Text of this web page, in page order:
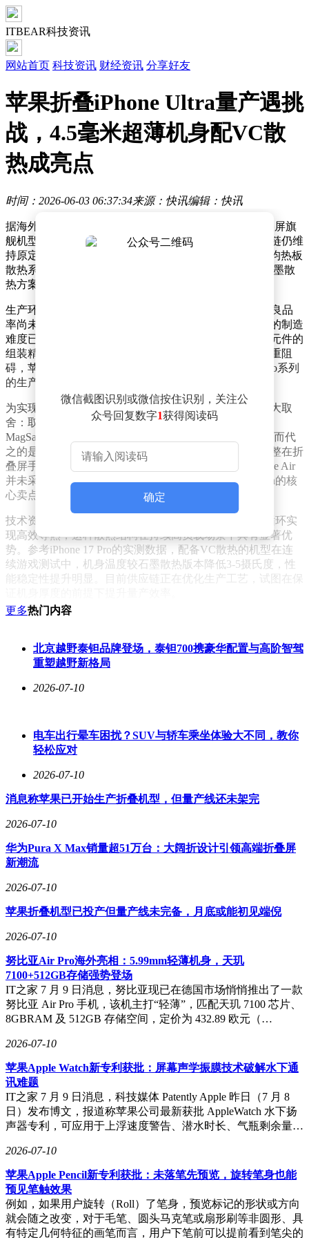
ITBEAR科技资讯
网站首页 科技资讯 财经资讯 分享好友
苹果折叠iPhone Ultra量产遇挑
战，4.5毫米超薄机身配VC散
热成亮点
时间：2026-06-03 06:37:34来源：快讯编辑：快讯
据海外科技媒体macrumors最新消息，苹果公司首款折叠屏旗
舰机型iPhone Ultra在量产过程中遭遇技术挑战，但供应链仍维
持原定9月发布计划。这款产品最大技术突破在于将VC均热板
散热系统整合进4.5毫米超薄折叠机身，该设计较传统石墨散
热方案可提升40%持续性能输出。
生产环节的瓶颈集中于前置摄像头SMT贴片工艺，当前良品
率尚未达到量产标准。不过行业分析师指出，铰链组件的制造
难度已得到有效控制，真正影响产能爬坡的是精密电子元件的
组装精度。尽管遭遇代工厂商务谈判、零部件调试等多重阻
碍，苹果仍坚持秋季新品发布时间表，这与iPhone 17 Pro系列
的生产节奏形成呼应。
为实现极致轻薄设计，iPhone Ultra在硬件配置上做出重大取
舍：取消沿用多年的Face ID识别系统、长焦镜头模组、
MagSafe磁吸充电、自定义实体按键及实体SIM卡槽。取而代
之的是屏下指纹识别方案和后置双摄组合，这种配置调整在折
叠屏手机中尚属首次。作为对比，同系列轻薄机型iPhone Air
并未采用均热板设计，使得VC散热系统成为iPhone Ultra的核
心卖点。
技术资料显示，该机型采用的VC均热板通过腔体水冷循环实
现高效导热，这种散热结构在持续高负载场景下具有显著优
势。参考iPhone 17 Pro的实测数据，配备VC散热的机型在连
续游戏测试中，机身温度较石墨散热版本降低3-5摄氏度，性
能稳定性提升明显。目前供应链正在优化生产工艺，试图在保
微信截图识别或微信按住识别，关注公
众号回复数字1获得阅读码
确定
更多热门内容
北京越野泰钽品牌登场，泰钽700携豪华配置与高阶智驾
重塑越野新格局
2026-07-10
电车出行晕车困扰？SUV与轿车乘坐体验大不同，教你
轻松应对
2026-07-10
消息称苹果已开始生产折叠机型，但量产线还未架完
2026-07-10
华为Pura X Max销量超51万台：大阔折设计引领高端折叠屏
新潮流
2026-07-10
苹果折叠机型已投产但量产线未完备，月底或能初见端倪
2026-07-10
努比亚Air Pro海外亮相：5.99mm轻薄机身，天玑
7100+512GB存储强势登场
IT之家 7 月 9 日消息，努比亚现已在德国市场悄悄推出了一款
努比亚 Air Pro 手机，该机主打“轻薄”，匹配天玑 7100 芯片、
8GBRAM 及 512GB 存储空间，定价为 432.89 欧元（…
2026-07-10
苹果Apple Watch新专利获批：屏幕声学振膜技术破解水下通
讯难题
IT之家 7 月 9 日消息，科技媒体 Patently Apple 昨日（7 月 8
日）发布博文，报道称苹果公司最新获批 AppleWatch 水下扬
声器专利，可应用于上浮速度警告、潜水时长、气瓶剩余量…
2026-07-10
苹果Apple Pencil新专利获批：未落笔先预览，旋转笔身也能
预见笔触效果
例如，如果用户旋转（Roll）了笔身，预览标记的形状或方向
就会随之改变，对于毛笔、圆头马克笔或扇形刷等非圆形、具
有特定几何特征的画笔而言，用户下笔前可以提前看到笔尖的